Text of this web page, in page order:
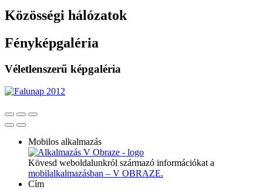
Közösségi hálózatok
Fényképgaléria
Véletlenszerű képgaléria
Mobilos alkalmazás
Kövesd weboldalunkról származó információkat a
mobilalkalmazásban – V OBRAZE.
Cím